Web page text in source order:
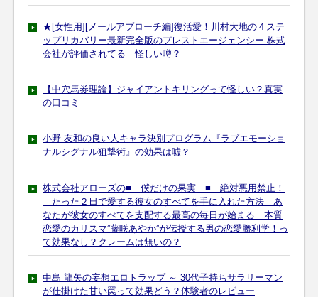
★[女性用][メールアプローチ編]復活愛！川村大地の４ステ
ップリカバリー最新完全版のプレストエージェンシー 株式
会社が評価されてる 怪しい噂？
【中穴馬券理論】ジャイアントキリングって怪しい？真実
の口コミ
小野 友和の良い人キャラ決別プログラム『ラブエモーショ
ナルシグナル狙撃術』の効果は嘘？
株式会社アローズの■ 僕だけの果実 ■ 絶対悪用禁止！
たった２日で愛する彼女のすべてを手に入れた方法 あ
なたが彼女のすべてを支配する最高の毎日が始まる 本質
恋愛のカリスマ”藤咲あやか”が伝授する男の恋愛勝利学！っ
て効果なし？クレームは無いの？
中島 龍矢の妄想エロトラップ ～ 30代子持ちサラリーマン
が仕掛けた甘い罠って効果どう？体験者のレビュー